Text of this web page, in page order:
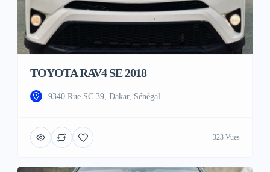
TOYOTA RAV4 SE 2018
9340 Rue SC 39, Dakar, Sénégal
323 Vues